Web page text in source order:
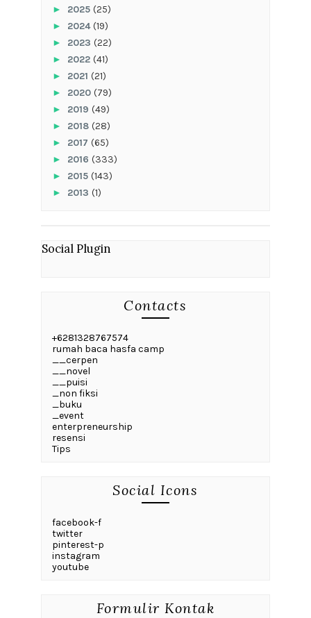
► 2025 (25)
► 2024(19)
► 2023 (22)
► 2022 (41)
► 2021 (21)
► 2020 (79)
► 2019 (49)
► 2018 (28)
► 2017 (65)
► 2016 (333)
► 2015 (143)
► 2013 (1)
Social Plugin
Contacts
+6281328767574
rumah baca hasfa camp
__cerpen
__novel
__puisi
_non fiksi
_buku
_event
enterpreneurship
resensi
Tips
Social Icons
facebook-f
twitter
pinterest-p
instagram
youtube
Formulir Kontak